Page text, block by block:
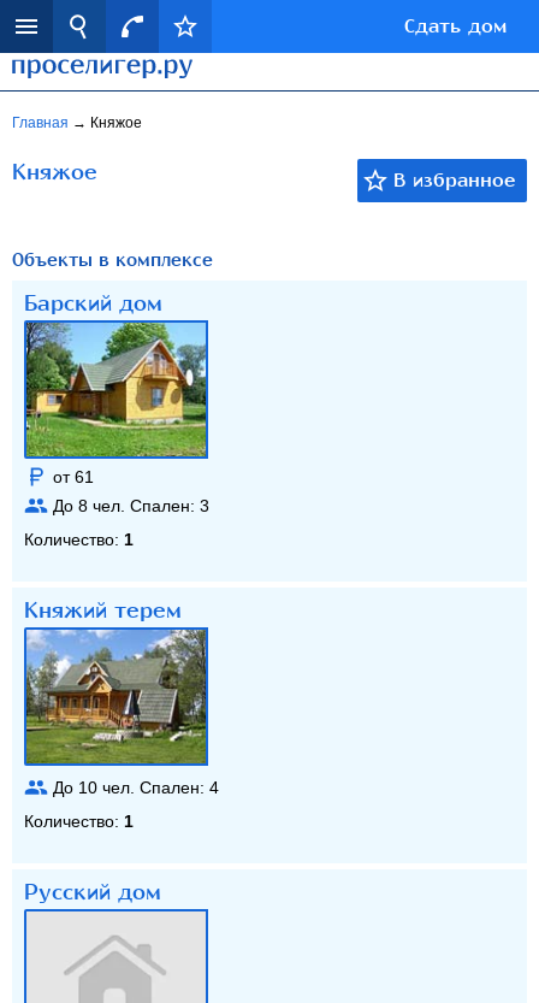
Сдать дом
Главная → Княжое
Княжое
Объекты в комплексе
Барский дом
от 61
До 8 чел. Спален: 3
Количество: 1
Княжий терем
До 10 чел. Спален: 4
Количество: 1
Русский дом